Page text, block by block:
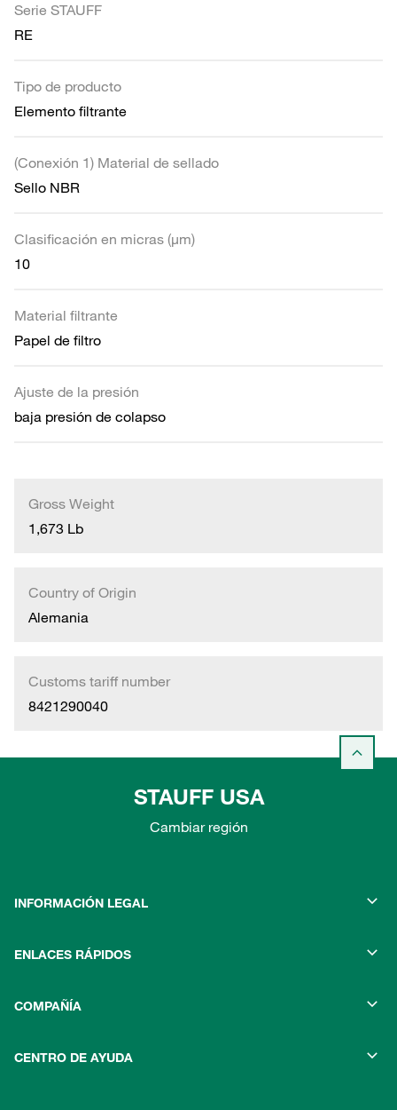
Serie STAUFF
RE
Tipo de producto
Elemento filtrante
(Conexión 1) Material de sellado
Sello NBR
Clasificación en micras (µm)
10
Material filtrante
Papel de filtro
Ajuste de la presión
baja presión de colapso
Gross Weight
1,673 Lb
Country of Origin
Alemania
Customs tariff number
8421290040
STAUFF USA
Cambiar región
INFORMACIÓN LEGAL
ENLACES RÁPIDOS
COMPAÑÍA
CENTRO DE AYUDA